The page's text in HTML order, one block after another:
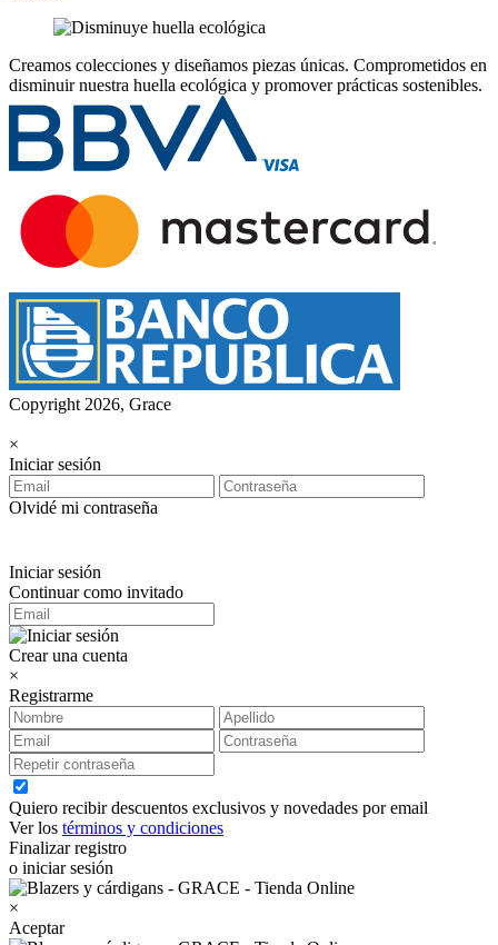
Creamos colecciones y diseñamos piezas únicas. Comprometidos en
disminuir nuestra huella ecológica y promover prácticas sostenibles.
Copyright 2026, Grace
×
Iniciar sesión
Olvidé mi contraseña
Iniciar sesión
Continuar como invitado
Crear una cuenta
×
Registrarme
Quiero recibir descuentos exclusivos y novedades por email
Ver los términos y condiciones
Finalizar registro
o iniciar sesión
×
Aceptar